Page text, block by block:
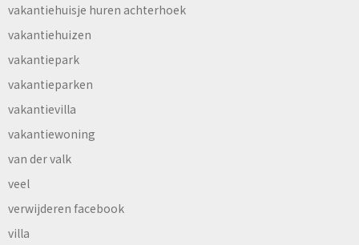
vakantiehuisje huren achterhoek
vakantiehuizen
vakantiepark
vakantieparken
vakantievilla
vakantiewoning
van der valk
veel
verwijderen facebook
villa